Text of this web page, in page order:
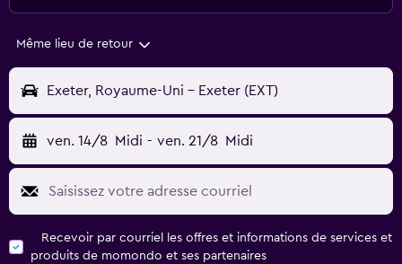
Même lieu de retour
Exeter, Royaume-Uni - Exeter (EXT)
ven. 14/8 Midi - ven. 21/8 Midi
Recevoir par courriel les offres et informations de services et
produits de momondo et ses partenaires